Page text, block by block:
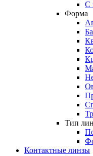
С
Форма
Тип
Контактные линзы